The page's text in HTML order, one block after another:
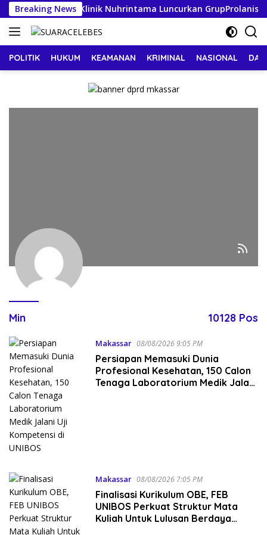
Langsung
ke
konten
Breaking NewsKlinik Nuhrintama Luncurkan GrupProlanis Baru
POLITIK HUKUM KEAMANAN KRIMINAL NASIONAL
Min 10128 Pos
Makassar 08/08/2026 9:05 PM
Persiapan Memasuki Dunia
Profesional Kesehatan, 150 Calon
Tenaga Laboratorium Medik Jalani
Makassar 08/08/2026 7:05 PM
Finalisasi Kurikulum OBE, FEB
UNIBOS Perkuat Struktur Mata
Kuliah Untuk Lulusan Berdaya